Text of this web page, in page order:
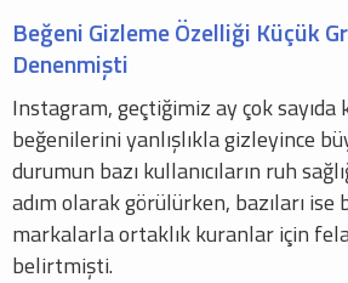
Beğeni Gizleme Özelliği Küçük
Denenmişti
Instagram, geçtiğimiz ay çok sayıda
beğenilerini yanlışlıkla gizleyince
durumun bazı kullanıcıların ruh
adım olarak görülürken, bazıları ise
markalarla ortaklık kuranlar için
belirtmişti.